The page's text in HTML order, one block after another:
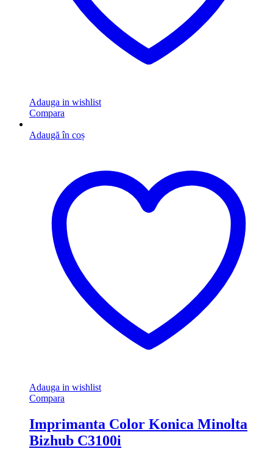
Adauga in wishlist
Compara
Adaugă în coș
Adauga in wishlist
Compara
Imprimanta Color Konica Minolta
Bizhub C3100i